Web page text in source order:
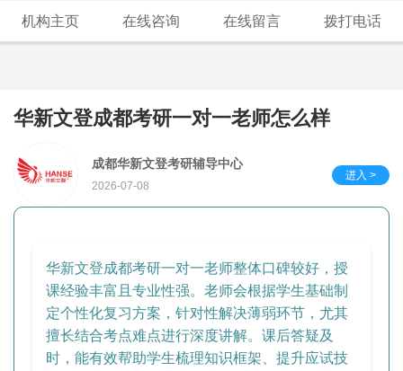
机构主页 在线咨询 在线留言 拨打电话
华新文登成都考研一对一老师怎么样
成都华新文登考研辅导中心
2026-07-08
进入 >
华新文登成都考研一对一老师整体口碑较好，授
课经验丰富且专业性强。老师会根据学生基础制
定个性化复习方案，针对性解决薄弱环节，尤其
擅长结合考点难点进行深度讲解。课后答疑及
时，能有效帮助学生梳理知识框架、提升应试技